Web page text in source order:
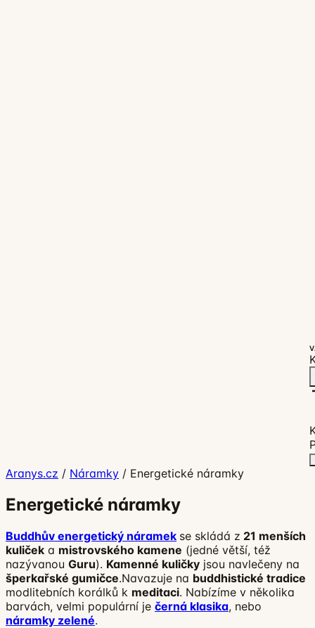
Aranys.cz / Náramky / Energetické náramky
Energetické náramky
Buddhův energetický náramek se skládá z 21 menších
kuliček a mistrovského kamene (jedné větší, též
nazývanou Guru). Kamenné kuličky jsou navlečeny na
šperkařské gumičce.Navazuje na buddhistické tradice
modlitebních korálků k meditaci. Nabízíme v několika
barvách, velmi populární je černá klasika, nebo
náramky zelené.